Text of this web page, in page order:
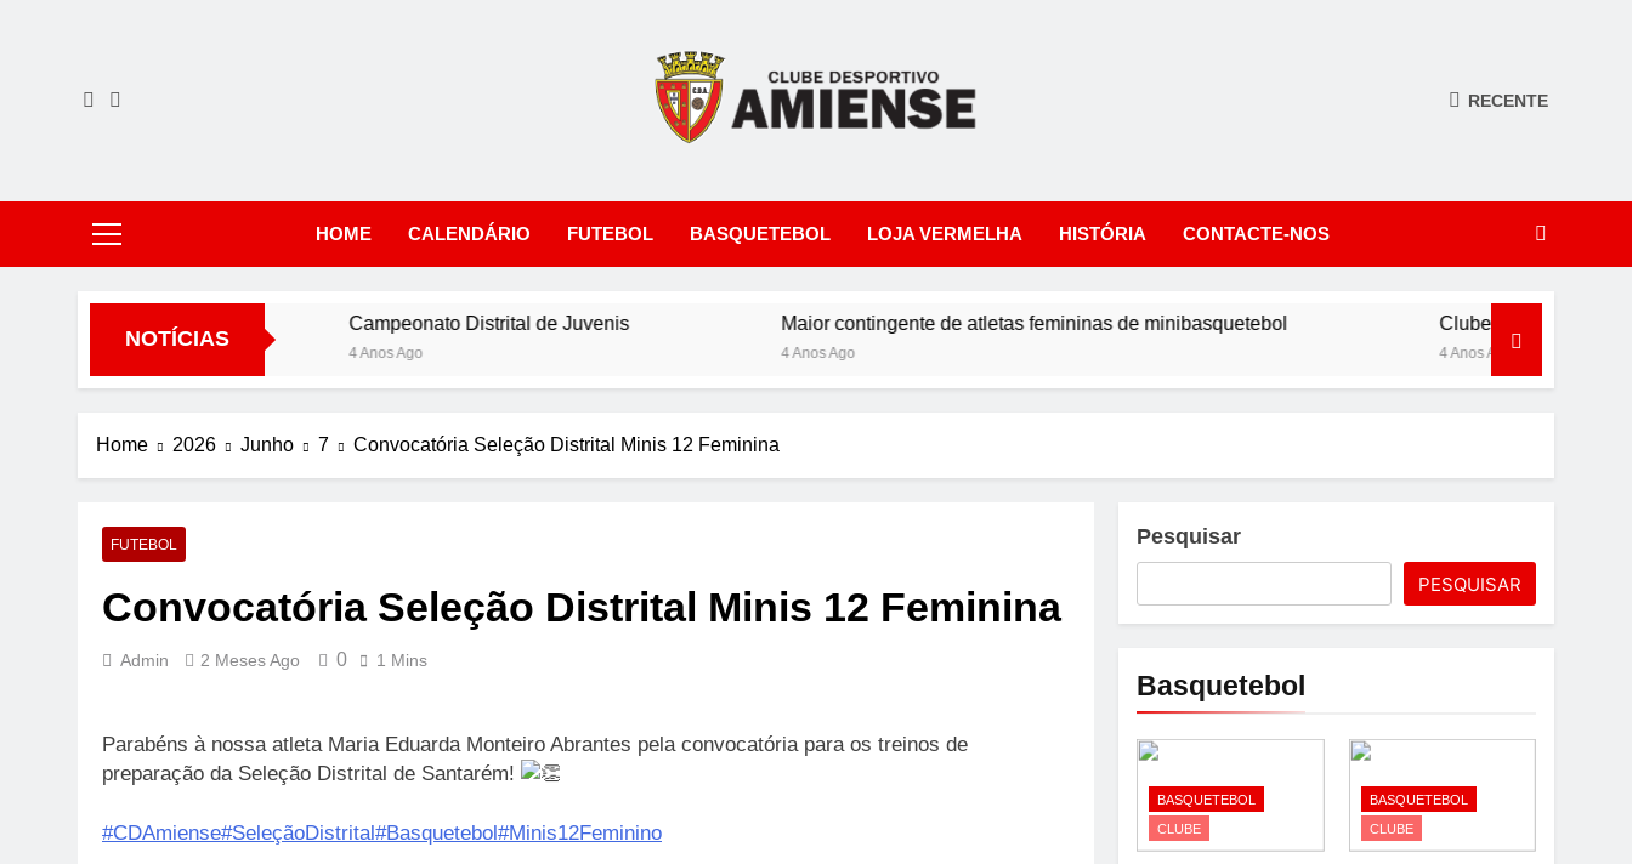
RECENTE
HOME CALENDÁRIO FUTEBOL BASQUETEBOL LOJA VERMELHA HISTÓRIA CONTACTE-NOS
NOTÍCIAS
Campeonato Distrital de Juvenis
4 Anos Ago
Maior contingente de atletas femininas de minibasquetebol
4 Anos Ago
Clube Desportivo
4 Anos Ago
Home 2026 Junho 7 Convocatória Seleção Distrital Minis 12 Feminina
FUTEBOL
Convocatória Seleção Distrital Minis 12 Feminina
Admin 2 Meses Ago 0 1 Mins
Parabéns à nossa atleta Maria Eduarda Monteiro Abrantes pela convocatória para os treinos de
preparação da Seleção Distrital de Santarém!
#CDAmiense#SeleçãoDistrital#Basquetebol#Minis12Feminino
Pesquisar
PESQUISAR
Basquetebol
BASQUETEBOL
CLUBE
BASQUETEBOL
CLUBE